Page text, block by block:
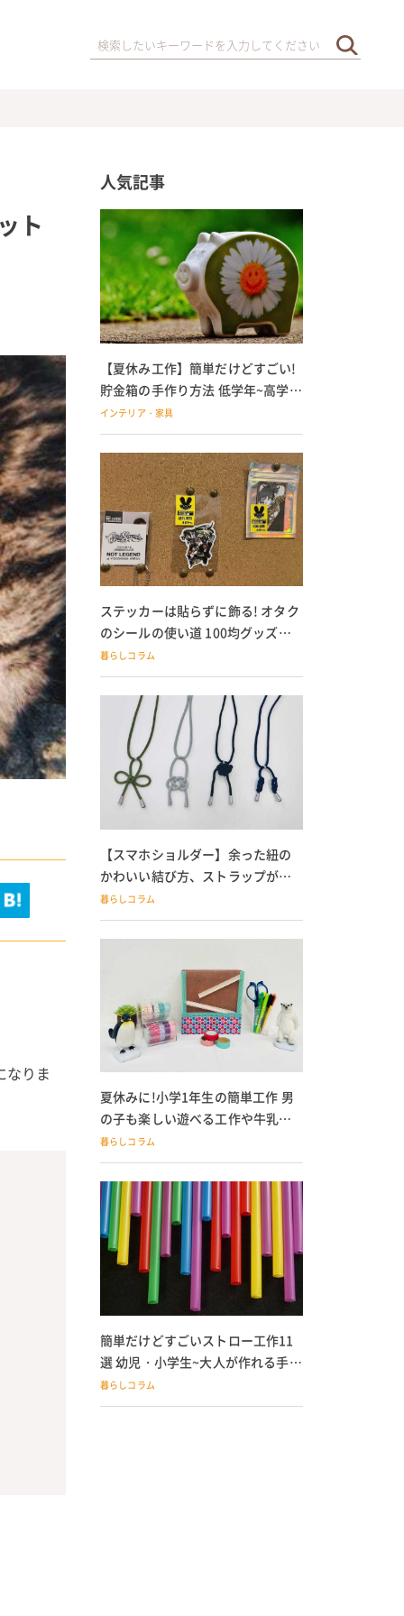
ト
なりま
人気記事
【夏休み工作】簡単だけどすごい!
貯金箱の手作り方法 低学年~高学年
の子どもにも
インテリア・家具
ステッカーは貼らずに飾る! オタク
のシールの使い道 100均グッズで
の飾り方も
暮らしコラム
【スマホショルダー】余った紐の
かわいい結び方、ストラップが落
ちる人必見
暮らしコラム
夏休みに!小学1年生の簡単工作 男
の子も楽しい遊べる工作や牛乳パ
ック貯金箱も
暮らしコラム
簡単だけどすごいストロー工作11
選 幼児・小学生~大人が作れる手作
りおもちゃ
暮らしコラム